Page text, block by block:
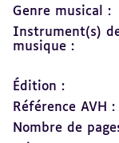
Genre musical :
Instrument(s)
musique :
Édition :
Référence AVH :
Nombre de